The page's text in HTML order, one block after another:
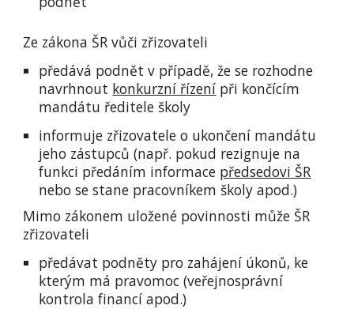
Ze zákona ŠR vůči zřizovateli
předává podnět v případě, že se rozhodne
navrhnout konkurzní řízení při končícím
mandátu ředitele školy
informuje zřizovatele o ukončení mandátu
jeho zástupců (např. pokud rezignuje na
funkci předáním informace předsedovi ŠR
nebo se stane pracovníkem školy apod.)
Mimo zákonem uložené povinnosti může ŠR
zřizovateli
předávat podněty pro zahájení úkonů, ke
kterým má pravomoc (veřejnosprávní
kontrola financí apod.)